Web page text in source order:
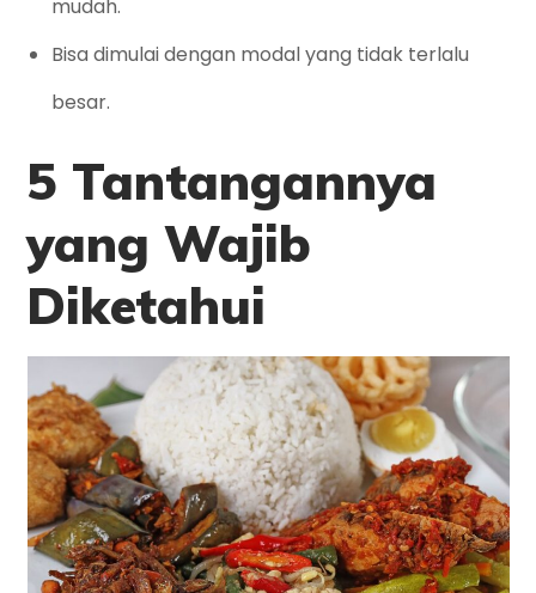
mudah.
Bisa dimulai dengan modal yang tidak terlalu
besar.
5 Tantangannya
yang Wajib
Diketahui